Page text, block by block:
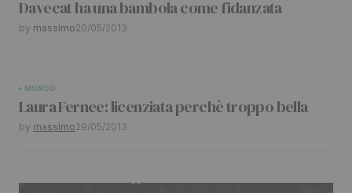
Davecat ha una bambola come fidanzata
by massimo20/05/2013
MONDO
Laura Fernee: licenziata perchè troppo bella
by massimo29/05/2013